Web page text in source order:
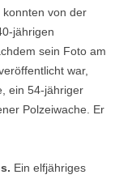
konnten von der
jährigen
sein Foto am
war,
ein 54-jähriger
Polzeiwache. Er
Ein elfjähriges